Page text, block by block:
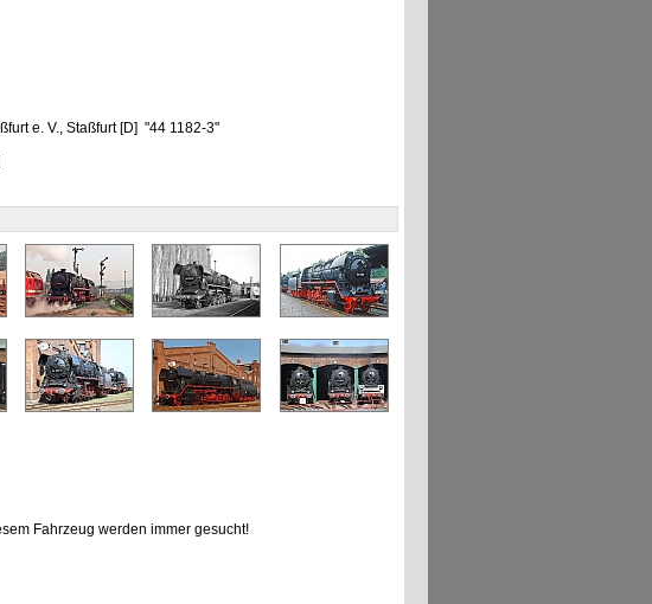
e. V., Staßfurt [D] "44 1182-3"
Fahrzeug werden immer gesucht!